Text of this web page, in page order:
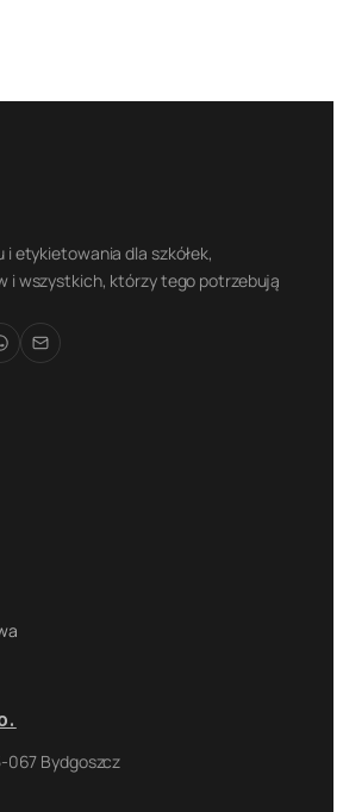
i etykietowania dla szkółek,
i wszystkich, którzy tego potrzebują
067 Bydgoszcz